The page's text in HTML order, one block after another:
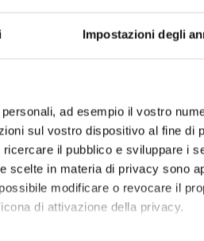
Impostazioni degli
ad esempio il vostro
sul vostro dispositivo al fine di
il pubblico e sviluppare i
scelte in materia di privacy sono
modificare o revocare il
di attivazione della privacy.
1 2 3